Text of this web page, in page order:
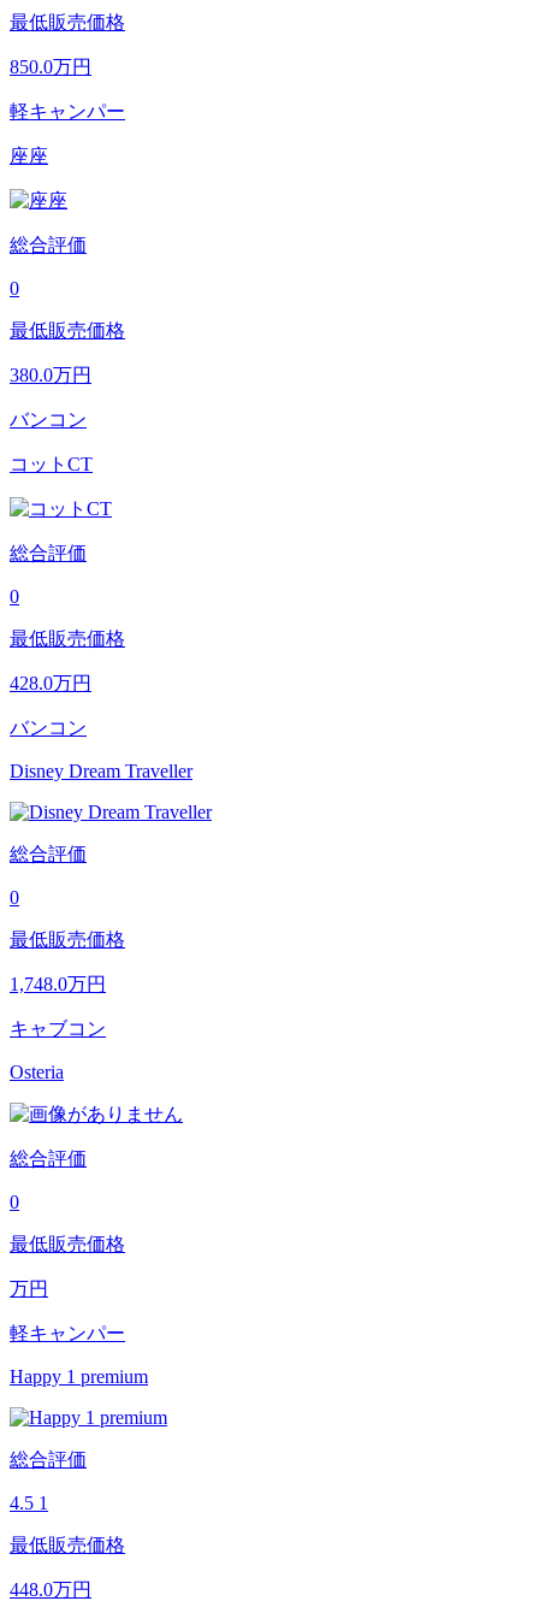
最低販売価格
850.0万円
軽キャンパー
座座
総合評価
0
最低販売価格
380.0万円
バンコン
コットCT
総合評価
0
最低販売価格
428.0万円
バンコン
Disney Dream Traveller
総合評価
0
最低販売価格
1,748.0万円
キャブコン
Osteria
総合評価
0
最低販売価格
万円
軽キャンパー
Happy 1 premium
総合評価
4.5 1
最低販売価格
448.0万円